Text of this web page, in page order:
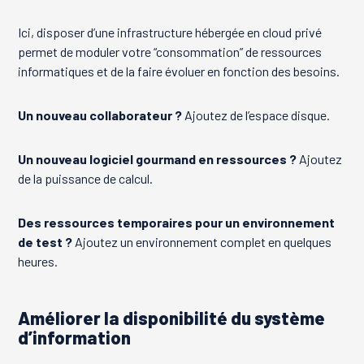
Ici, disposer d’une infrastructure hébergée en cloud privé
permet de moduler votre “consommation” de ressources
informatiques et de la faire évoluer en fonction des besoins.
Un nouveau collaborateur ? Ajoutez de l’espace disque.
Un nouveau logiciel gourmand en ressources ? Ajoutez
de la puissance de calcul.
Des ressources temporaires pour un environnement
de test ? Ajoutez un environnement complet en quelques
heures.
Améliorer la disponibilité du système
d’information